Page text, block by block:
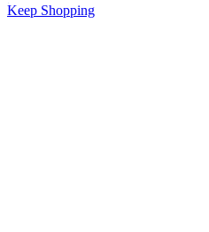
Keep Shopping